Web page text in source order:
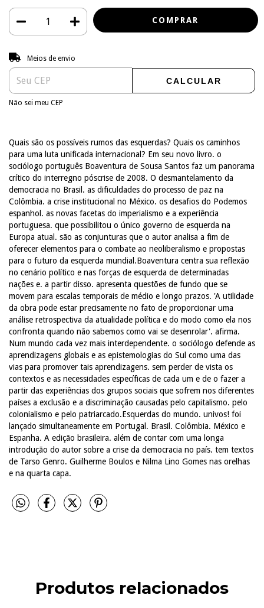
Entregas para o CEP:
Meios de envio
CALCULAR
Não sei meu CEP
Quais são os possíveis rumos das esquerdas? Quais os caminhos
para uma luta unificada internacional? Em seu novo livro. o
sociólogo português Boaventura de Sousa Santos faz um panorama
crítico do interregno póscrise de 2008. O desmantelamento da
democracia no Brasil. as dificuldades do processo de paz na
Colômbia. a crise institucional no México. os desafios do Podemos
espanhol. as novas facetas do imperialismo e a experiência
portuguesa. que possibilitou o único governo de esquerda na
Europa atual. são as conjunturas que o autor analisa a fim de
oferecer elementos para o combate ao neoliberalismo e propostas
para o futuro da esquerda mundial.Boaventura centra sua reflexão
no cenário político e nas forças de esquerda de determinadas
nações e. a partir disso. apresenta questões de fundo que se
movem para escalas temporais de médio e longo prazos. 'A utilidade
da obra pode estar precisamente no fato de proporcionar uma
análise retrospectiva da atualidade política e do modo como ela nos
confronta quando não sabemos como vai se desenrolar'. afirma.
Num mundo cada vez mais interdependente. o sociólogo defende as
aprendizagens globais e as epistemologias do Sul como uma das
vias para promover tais aprendizagens. sem perder de vista os
contextos e as necessidades específicas de cada um e de o fazer a
partir das experiências dos grupos sociais que sofrem nos diferentes
países a exclusão e a discriminação causadas pelo capitalismo. pelo
colonialismo e pelo patriarcado.Esquerdas do mundo. univos! foi
lançado simultaneamente em Portugal. Brasil. Colômbia. México e
Espanha. A edição brasileira. além de contar com uma longa
introdução do autor sobre a crise da democracia no país. tem textos
de Tarso Genro. Guilherme Boulos e Nilma Lino Gomes nas orelhas
e na quarta capa.
Produtos relacionados